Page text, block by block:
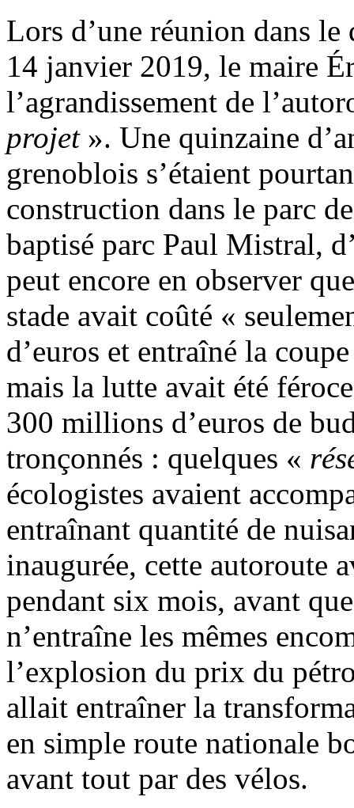
Lors d’une réunion dans
14 janvier 2019, le maire
l’agrandissement de
projet». Une quinzaine
grenoblois s’étaient
construction dans le parc
baptisé parc Paul Mistral,
peut encore en observer
stade avait coûté «
d’euros et entraîné la
mais la lutte avait été
300 millions d’euros de
tronçonnés : quelques «
écologistes avaient
entraînant quantité de
inaugurée, cette autoroute
pendant six mois, avant
n’entraîne les mêmes
l’explosion du prix du
allait entraîner la
en simple route nationale
avant tout par des vélos.